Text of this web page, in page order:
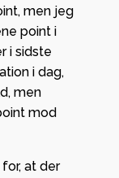
men jeg
point i
i sidste
i dag,
men
mod
at der